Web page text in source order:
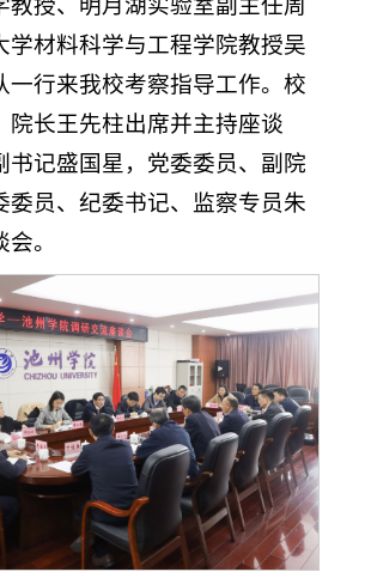
教授、明月湖实验室副主任周
学材料科学与工程学院教授吴
一行来我校考察指导工作。校
院长王先柱出席并主持座谈
书记盛国星，党委委员、副院
委员、纪委书记、监察专员朱
。